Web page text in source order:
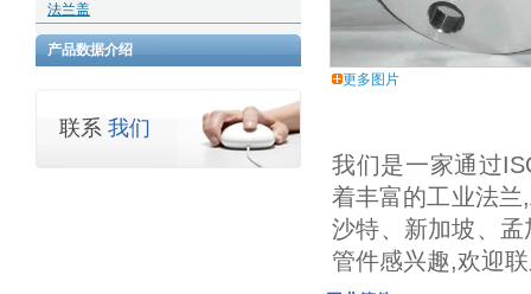
法兰盖
产品数据介绍
联系 我们
更多图片
我们是一家通过
着丰富的工业法
沙特、新加坡、
管件感兴趣,欢迎